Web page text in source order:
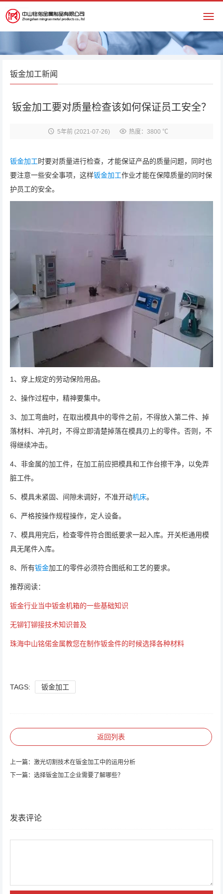
钣金加工新闻
钣金加工要对质量检查该如何保证员工安全？
5年前(2021-07-26) 热度：3800 ℃
钣金加工时要对质量进行检查，才能保证产品的质量问题，同时也
要注意一些安全事项，这样钣金加工作业才能在保障质量的同时保
护员工的安全。
1、穿上规定的劳动保险用品。
2、操作过程中，精神要集中。
3、加工弯曲时，在取出模具中的零件之前，不得放入第二件、掉
落材料、冲孔时，不得立即清楚掉落在模具刃上的零件。否则，不
得继续冲击。
4、非金属的加工件，在加工前应把模具和工作台擦干净，以免弄
脏工件。
5、模具未紧固、间隙未调好，不准开动机床。
6、严格按操作规程操作，定人设备。
7、模具用完后，检查零件符合图纸要求一起入库。开关柜通用模
具无尾件入库。
8、所有钣金加工的零件必须符合图纸和工艺的要求。
推荐阅读：
钣金行业当中钣金机箱的一些基础知识
无铆钉铆接技术知识普及
珠海中山铭偌金属教您在制作钣金件的时候选择各种材料
TAGS: 钣金加工
返回列表
上一篇： 激光切割技术在钣金加工中的运用分析
下一篇： 选择钣金加工企业需要了解哪些？
发表评论